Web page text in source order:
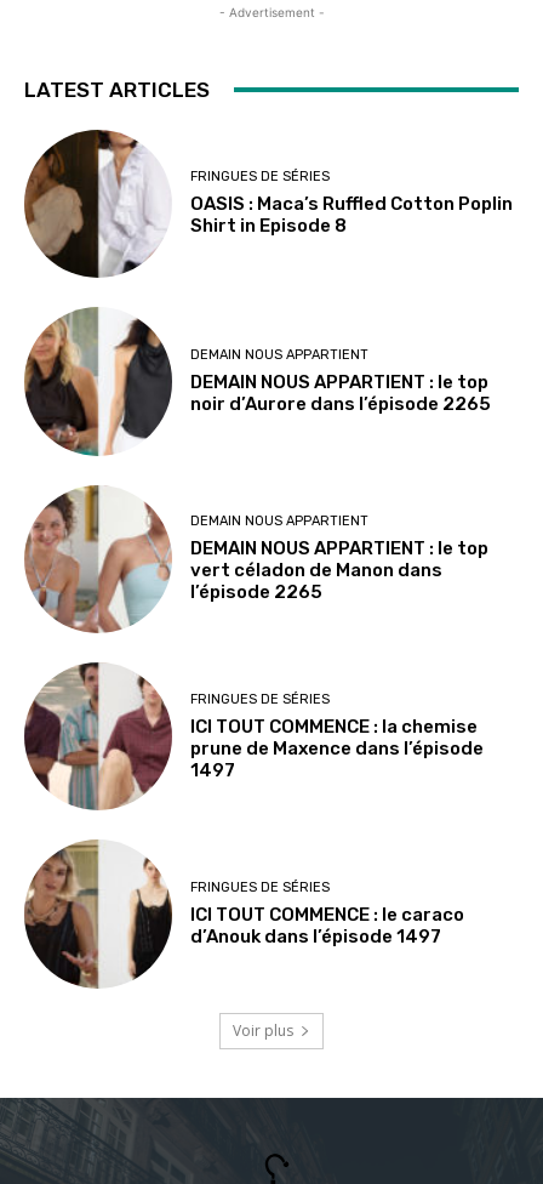
- Advertisement -
LATEST ARTICLES
FRINGUES DE SÉRIES
OASIS : Maca’s Ruffled Cotton Poplin
Shirt in Episode 8
DEMAIN NOUS APPARTIENT
DEMAIN NOUS APPARTIENT : le top
noir d’Aurore dans l’épisode 2265
DEMAIN NOUS APPARTIENT
DEMAIN NOUS APPARTIENT : le top
vert céladon de Manon dans
l’épisode 2265
FRINGUES DE SÉRIES
ICI TOUT COMMENCE : la chemise
prune de Maxence dans l’épisode
1497
FRINGUES DE SÉRIES
ICI TOUT COMMENCE : le caraco
d’Anouk dans l’épisode 1497
Voir plus